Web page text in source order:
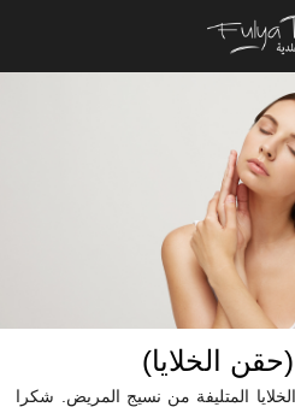
المتليفة من نسيج المريض. شكرا